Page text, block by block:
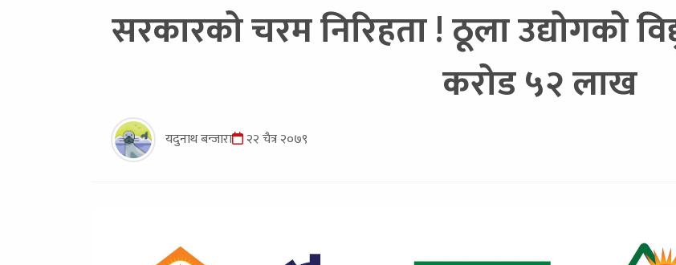
सरकारको चरम निरिहता ! ठूला उद्योगको
करोड ५२ लाख
यदुनाथ बन्जारा २२ चैत्र २०७९